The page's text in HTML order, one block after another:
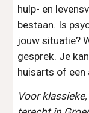
hulp- en
bestaan. Is
jouw situatie?
gesprek. Je
huisarts of een
Voor